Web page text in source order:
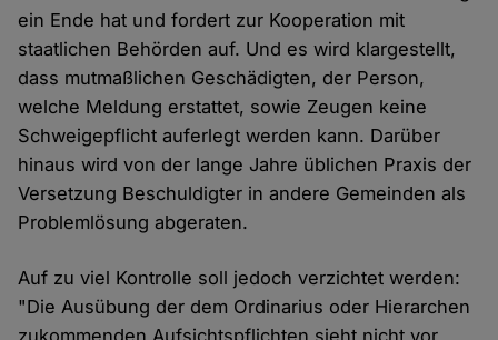
ein Ende hat und fordert zur Kooperation mit
staatlichen Behörden auf. Und es wird klargestellt,
dass mutmaßlichen Geschädigten, der Person,
welche Meldung erstattet, sowie Zeugen keine
Schweigepflicht auferlegt werden kann. Darüber
hinaus wird von der lange Jahre üblichen Praxis der
Versetzung Beschuldigter in andere Gemeinden als
Problemlösung abgeraten.
Auf zu viel Kontrolle soll jedoch verzichtet werden:
"Die Ausübung der dem Ordinarius oder Hierarchen